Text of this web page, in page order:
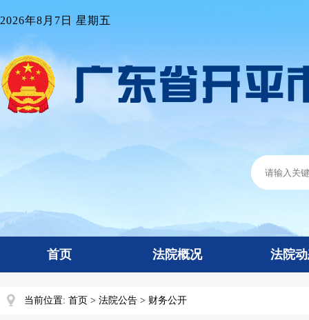
2026年8月7日 星期五
首页 法院概况 法院
当前位置: 首页 > 法院公告 > 财务公开